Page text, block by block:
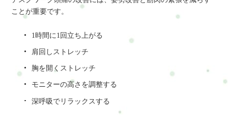
ことが重要です。
1時間に1回立ち上がる
肩回しストレッチ
胸を開くストレッチ
モニターの高さを調整する
深呼吸でリラックスする